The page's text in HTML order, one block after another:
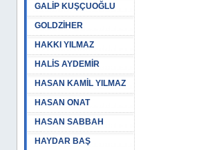
GALİP KUŞÇUOĞLU
GOLDZİHER
HAKKI YILMAZ
HALİS AYDEMİR
HASAN KAMİL YILMAZ
HASAN ONAT
HASAN SABBAH
HAYDAR BAŞ